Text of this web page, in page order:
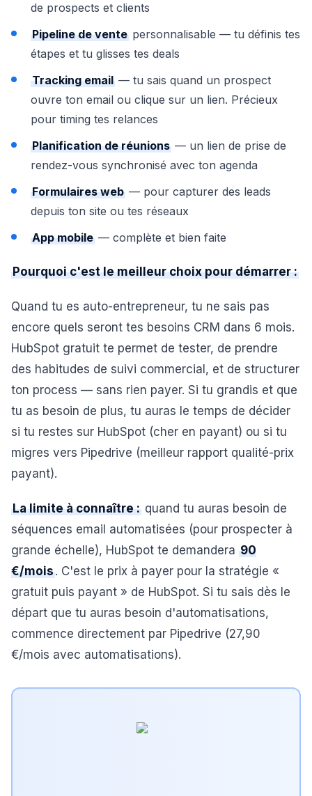
de prospects et clients
Pipeline de vente personnalisable — tu définis tes
étapes et tu glisses tes deals
Tracking email — tu sais quand un prospect
ouvre ton email ou clique sur un lien. Précieux
pour timing tes relances
Planification de réunions — un lien de prise de
rendez-vous synchronisé avec ton agenda
Formulaires web — pour capturer des leads
depuis ton site ou tes réseaux
App mobile — complète et bien faite
Pourquoi c'est le meilleur choix pour démarrer :
Quand tu es auto-entrepreneur, tu ne sais pas
encore quels seront tes besoins CRM dans 6 mois.
HubSpot gratuit te permet de tester, de prendre
des habitudes de suivi commercial, et de structurer
ton process — sans rien payer. Si tu grandis et que
tu as besoin de plus, tu auras le temps de décider
si tu restes sur HubSpot (cher en payant) ou si tu
migres vers Pipedrive (meilleur rapport qualité-prix
payant).
La limite à connaître : quand tu auras besoin de
séquences email automatisées (pour prospecter à
grande échelle), HubSpot te demandera 90
€/mois. C'est le prix à payer pour la stratégie «
gratuit puis payant » de HubSpot. Si tu sais dès le
départ que tu auras besoin d'automatisations,
commence directement par Pipedrive (27,90
€/mois avec automatisations).